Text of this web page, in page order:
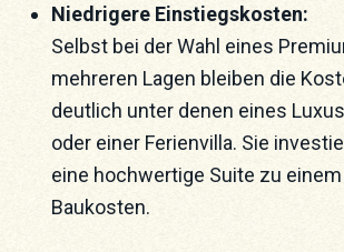
Niedrigere Einstiegskosten:
Selbst bei der Wahl eines
mehreren Lagen bleiben die
deutlich unter denen eines
oder einer Ferienvilla. Sie
eine hochwertige Suite zu
Baukosten.